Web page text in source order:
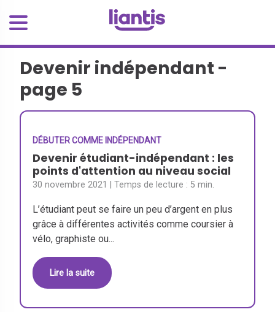
Devenir indépendant -
page 5
DÉBUTER COMME INDÉPENDANT
Devenir étudiant-indépendant : les
points d'attention au niveau social
30 novembre 2021 | Temps de lecture :5 min.
L’étudiant peut se faire un peu d’argent en plus
grâce à différentes activités comme coursier à
vélo, graphiste ou...
Lire la suite